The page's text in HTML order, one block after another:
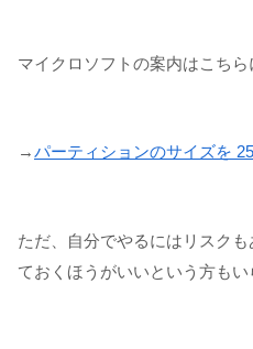
マイクロソフトの案内はこちら
→パーティションのサイズを
ただ、自分でやるにはリスク
ておくほうがいいという方もい